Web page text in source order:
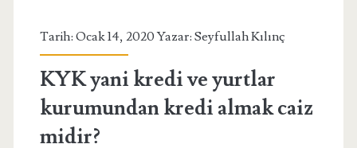
Pos
Cihazı</span>
Tarih: Ocak 14, 2020 Yazar: Seyfullah Kılınç
KYK yani kredi ve yurtlar
kurumundan kredi almak caiz
midir?